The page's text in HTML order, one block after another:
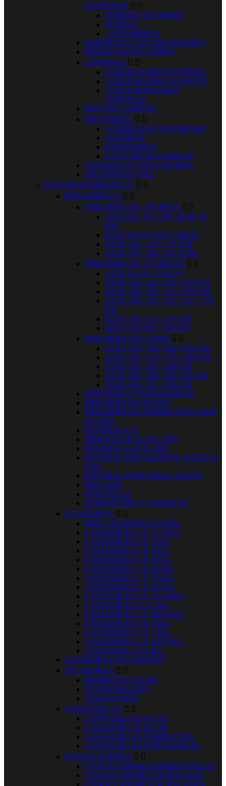
EXTERNOS  
TERMICO EXTERIOR
FUNDAS
+ALFOMBRAS
TERMICOS Y OSCURECEDORES
PERSIANAS DE CABINA
CORTINAS  
CORTINAS MOSQUITERAS
CORTINAS PARA AVANCES
ACCESORIOS PARA
CORTINAS
MENAJE CAMPING
SEGURIDAD  
+CIERRES DE SEGURIDAD
ALARMAS
EXTINTORES
CAJAS DE SEGURIDAD
ADHESIVOS Y SELLADORES
SEGURIDAD VIAL
ELECTRODOMESTICOS  
FRIGORIFÍCOS  
FRIGORÍFICOS 1 PUERTA  
ALTO 28 / 33,5 / 40 / 49,50, 55
CM.
ALTO 84 / 85 / 86,5 / 90CM.
ALTO 144 / 170 / 171 CM
ALTO 185 / 186 / 187,5CM.
FRIGORÍFICOS 2 PUERTAS  
ALTO 84 / 85 / 129 CM
ALTO 140 / 143 / 144 / 145 CM
ALTO 148 / 150 / 152 / 159 CM
ALTO 160 / 161 / 165 / 167 / 170
CM
ALTO 172 / 175 / 176 CM
ALTO 179 /183 / 184 CM
FRIGORÍFICOS COMBI  
ALTO 114 / 144 / 152 / 159 CM.
ALTO 170 / 176 / 179 / 180 CM.
ALTO 181 / 185 / 186 CM
ALTO 188 / 189 / 190 /195 CM
ALTO 200 / 201 / 203 CM
FRIGORÍFICO INTEGRABLES
FRIGORIFICOS RETRO
FRIGORIFICOS AMERICANOS SIDE
BY SIDE
NEVERAS 12V
MINI NEVERAS 12V 220V
NEVERAS GAS O 220V
NEVERAS TRIVALENTES 12/220V O
GAS
NEVERAS PORTATILES 12/220V
MINI BAR
VINOTECAS
EXPOSITORES Y VITRINAS.
LAVADORAS  
MINI LAVADORAS 2/4 KG.
LAVADORAS C.F. 5 / 6 KG.
LAVADORAS C.F. 7 KG.
LAVADORAS C.F. 8 KG.
LAVADORAS C.F. 9 KG.
LAVADORAS C.F. 10 KG.
LAVADORAS C.F. 11 KG.
LAVADORAS C.F. 12 KG.
LAVADORAS C.F. 13/14 KG.
LAVADORA C.F. 17 KG.
LAVADORAS C.F. 18/20 KG.
LAVADORAS C.S. 6 KG.
LAVADORAS C.S. 7 KG.
LAVADORAS C.S. 8/8,5 KG.
LAVADORA C.S.9 KG.
LAVADORAS SECADORAS
SECADORAS  
BOMBA DE CALOR
CONDENSACION
EVACUACION
LAVAVAJILLAS  
LAVAVAJILLAS 45 CM.
LAVAVAJILLAS 60 CM.
LAVAVAJILLAS COMPACTOS
LAVAVAJILLAS INTEGRABLES
CONGELADORES  
CONGELADORES HORIZONTALES
CONGELADORES VERTICALES
CONGELADORES DE HELADOS